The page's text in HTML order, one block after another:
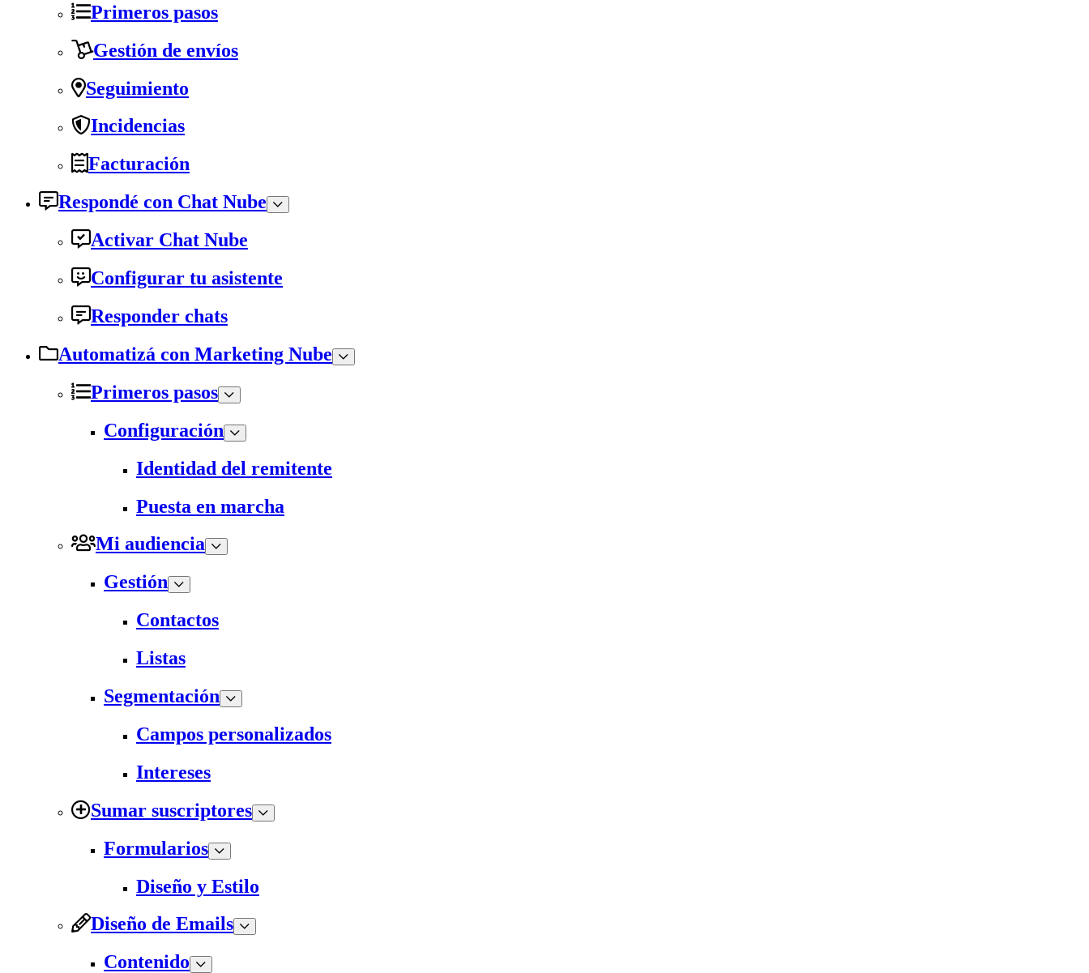
Primeros pasos
Gestión de envíos
Seguimiento
Incidencias
Facturación
Respondé con Chat Nube
Activar Chat Nube
Configurar tu asistente
Responder chats
Automatizá con Marketing Nube
Primeros pasos
Configuración
Identidad del remitente
Puesta en marcha
Mi audiencia
Gestión
Contactos
Listas
Segmentación
Campos personalizados
Intereses
Sumar suscriptores
Formularios
Diseño y Estilo
Diseño de Emails
Contenido